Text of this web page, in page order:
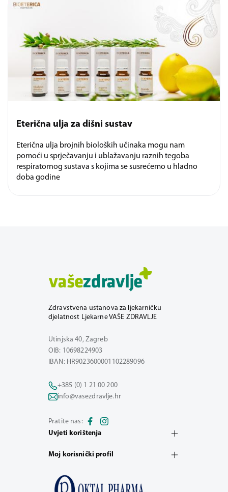
Eterična ulja za dišni sustav
Eterična ulja brojnih bioloških učinaka mogu nam
pomoći u sprječavanju i ublažavanju raznih tegoba
respiratornog sustava s kojima se susrećemo u hladno
doba godine
Zdravstvena ustanova za ljekarničku
djelatnost Ljekarne VAŠE ZDRAVLJE
Utinjska 40, Zagreb
OIB: 10698224903
IBAN: HR9023600001102289096
+385 (0) 1 21 00 200
info@vasezdravlje.hr
Pratite nas:
Uvjeti korištenja
Moj korisnički profil